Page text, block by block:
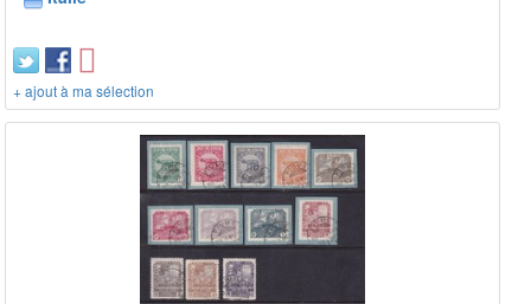
+ ajout à ma sélection